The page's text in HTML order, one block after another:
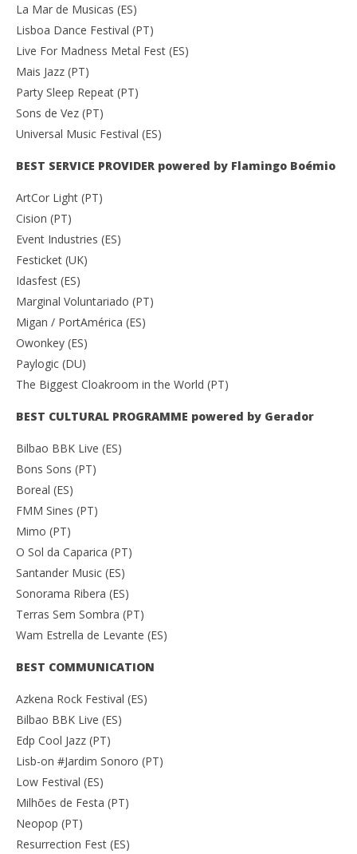
La Mar de Musicas (ES)
Lisboa Dance Festival (PT)
Live For Madness Metal Fest (ES)
Mais Jazz (PT)
Party Sleep Repeat (PT)
Sons de Vez (PT)
Universal Music Festival (ES)
BEST SERVICE PROVIDER powered by Flamingo Boémio
ArtCor Light (PT)
Cision (PT)
Event Industries (ES)
Festicket (UK)
Idasfest (ES)
Marginal Voluntariado (PT)
Migan / PortAmérica (ES)
Owonkey (ES)
Paylogic (DU)
The Biggest Cloakroom in the World (PT)
BEST CULTURAL PROGRAMME powered by Gerador
Bilbao BBK Live (ES)
Bons Sons (PT)
Boreal (ES)
FMM Sines (PT)
Mimo (PT)
O Sol da Caparica (PT)
Santander Music (ES)
Sonorama Ribera (ES)
Terras Sem Sombra (PT)
Wam Estrella de Levante (ES)
BEST COMMUNICATION
Azkena Rock Festival (ES)
Bilbao BBK Live (ES)
Edp Cool Jazz (PT)
Lisb-on #Jardim Sonoro (PT)
Low Festival (ES)
Milhões de Festa (PT)
Neopop (PT)
Resurrection Fest (ES)